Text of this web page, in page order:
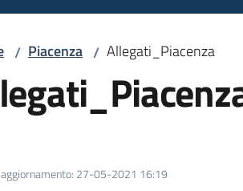
/ Piacenza / Allegati_Piacenza
: 27-05-2021 16:19